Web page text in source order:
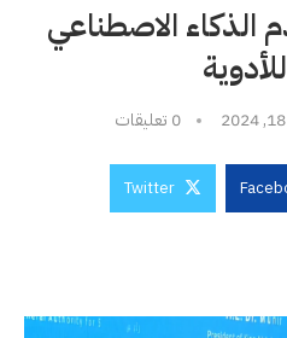
الاصطناعي
0 تعليقات
Twitter